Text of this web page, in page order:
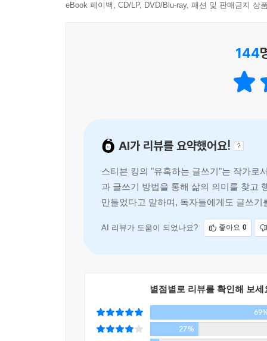
문학적 우수성에 이끌려 소설책을 구입하는 사
진지하게 묻는 사람은 없었다. 업다이크나 스타
반대를 한다. 스티븐 킹이나 존 그리샴, 마이클
쓰려면 허위의식과 근심을 버려야 한다. 허위의
글쓰기의 목적은 상관없으나 경박한 자세만은 경
그러나 글쓰기는 눈화장이나 세차와는 분명 다른
『유혹하는 글쓰기』에서 스티븐 킹은 그의 소
존재하지 않으며, 아이디어는 그야말로 허공
떠올랐을 때 그것이 좋은 아이디어라는 사실을 알
eBook 페이백, CD/LP, DVD/Blu-ray, 패션 및 판매금지 상
144
AI가 리뷰를 요약했어요!
스티븐 킹의 "유혹하는 글쓰기"는 작가로
과 글쓰기 방법을 통해 삶의 의미를 찾고
만들었다고 말하며, 독자들에게도 글쓰
AI 리뷰가 도움이 되었나요? 좋아요 0
별점별로 리뷰를 확인해 보세
27%